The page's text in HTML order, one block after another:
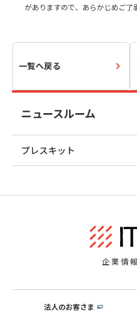
がありますので、あらかじめご了
一覧へ戻る
ニュースルーム
プレスキット
企業情
法人のお客さま